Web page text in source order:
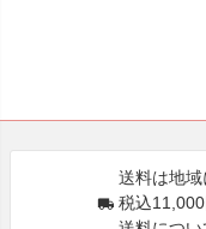
送料は地域
税込